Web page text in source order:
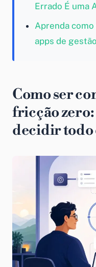
Errado É uma
Aprenda
apps de
Como ser
fricção
decidir todo